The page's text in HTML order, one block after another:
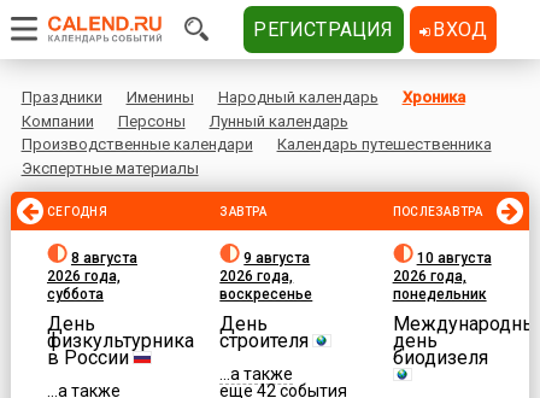
Праздники Именины Народный календарь
Хроника
Компании
Персоны
Лунный календарь
Производственные календари
Календарь путешественника
Экспертные материалы
СЕГОДНЯ
8 августа
2026 года,
суббота
День
физкультурника
в России
...а также
ЗАВТРА
9 августа
2026 года,
воскресенье
День
строителя
...а также
еще 42 события
ПОСЛЕЗАВТРА
10 августа
2026 года,
понедельник
день
биодизеля
РЕГИСТРАЦИЯ ВХОД